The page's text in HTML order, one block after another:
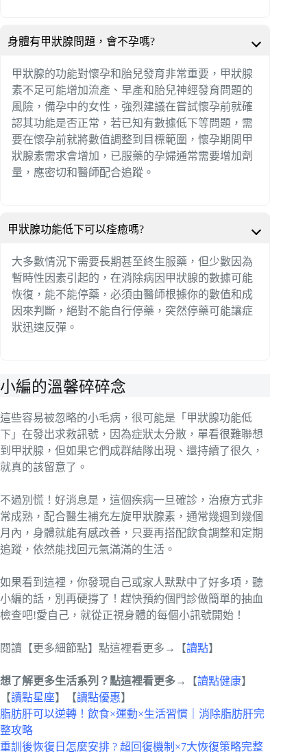
身體有甲狀腺問題，會不孕嗎?
甲狀腺的功能對懷孕和胎兒發育非常重要，甲狀腺
素不足可能增加流產、早產和胎兒神經發育問題的
風險，備孕中的女性，強烈建議在嘗試懷孕前就確
認其功能是否正常，若已知有數據低下等問題，需
要在懷孕前就將數值調整到目標範圍，懷孕期間甲
狀腺素需求會增加，已服藥的孕婦通常需要增加劑
量，應密切和醫師配合追蹤。
甲狀腺功能低下可以痊癒嗎?
大多數情況下需要長期甚至終生服藥，但少數因為
暫時性因素引起的，在消除病因甲狀腺的數據可能
恢復，能不能停藥，必須由醫師根據你的數值和成
因來判斷，絕對不能自行停藥，突然停藥可能讓症
狀迅速反彈。
小編的溫馨碎碎念
這些容易被忽略的小毛病，很可能是「甲狀腺功能低
下」在發出求救訊號，因為症狀太分散，單看很難聯想
到甲狀腺，但如果它們成群結隊出現、還持續了很久，
就真的該留意了。
不過別慌！好消息是，這個疾病一旦確診，治療方式非
常成熟，配合醫生補充左旋甲狀腺素，通常幾週到幾個
月內，身體就能有感改善，只要再搭配飲食調整和定期
追蹤，依然能找回元氣滿滿的生活。
如果看到這裡，你發現自己或家人默默中了好多項，聽
小編的話，別再硬撐了！趕快預約個門診做簡單的抽血
檢查吧!愛自己，就從正視身體的每個小訊號開始！
閱讀【更多細節點】點這裡看更多→【讀點】
想了解更多生活系列？點這裡看更多→ 【讀點健康】
【讀點星座】【讀點優惠】
脂肪肝可以逆轉！飲食×運動×生活習慣｜消除脂肪肝完
整攻略
重訓後恢復日怎麼安排 ? 超回復機制×7大恢復策略完整